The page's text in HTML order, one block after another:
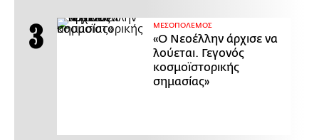
ΜΕΣΟΠΟΛΕΜΟΣ
«Ο Νεοέλλην άρχισε να
λούεται. Γεγονός
κοσμοϊστορικής
σημασίας»